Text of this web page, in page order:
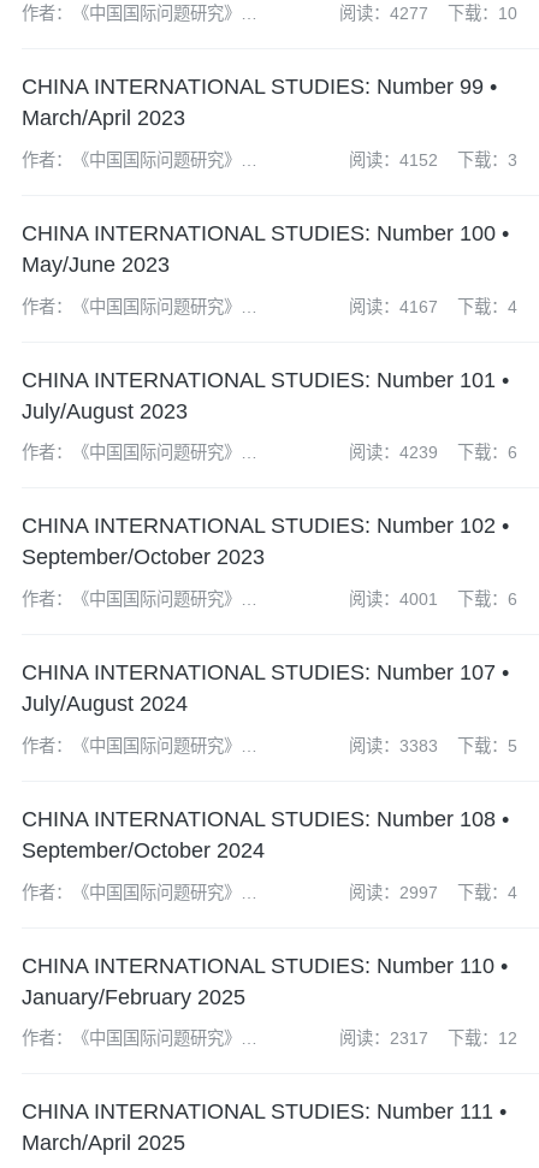
作者：《中国国际问题研究》编
阅读：4277 下载：10
CHINA INTERNATIONAL STUDIES: Number 99 •
March/April 2023
作者：《中国国际问题研究》编
阅读：4152 下载：3
CHINA INTERNATIONAL STUDIES: Number 100 •
May/June 2023
作者：《中国国际问题研究》编
阅读：4167 下载：4
CHINA INTERNATIONAL STUDIES: Number 101 •
July/August 2023
作者：《中国国际问题研究》编
阅读：4239 下载：6
CHINA INTERNATIONAL STUDIES: Number 102 •
September/October 2023
作者：《中国国际问题研究》编
阅读：4001 下载：6
CHINA INTERNATIONAL STUDIES: Number 107 •
July/August 2024
作者：《中国国际问题研究》编
阅读：3383 下载：5
CHINA INTERNATIONAL STUDIES: Number 108 •
September/October 2024
作者：《中国国际问题研究》编
阅读：2997 下载：4
CHINA INTERNATIONAL STUDIES: Number 110 •
January/February 2025
作者：《中国国际问题研究》编
阅读：2317 下载：12
CHINA INTERNATIONAL STUDIES: Number 111 •
March/April 2025